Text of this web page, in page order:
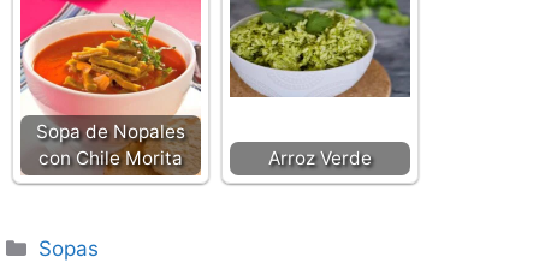
Sopa de Nopales
con Chile Morita
Arroz Verde
Categorías
Sopas